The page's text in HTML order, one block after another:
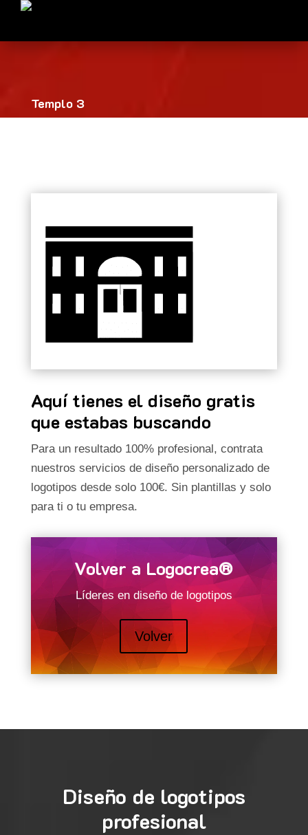
Templo 3
Aquí tienes el diseño gratis
que estabas buscando
Para un resultado 100% profesional, contrata
nuestros servicios de diseño personalizado de
logotipos desde solo 100€. Sin plantillas y solo
para ti o tu empresa.
Volver a Logocrea®
Líderes en diseño de logotipos
Volver
Diseño de logotipos
profesional